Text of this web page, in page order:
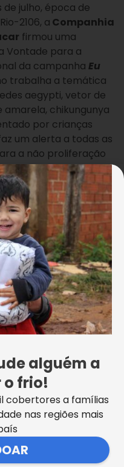
de julho, época de
2106, a Companhia
firmou uma
Vontade para a
da campanha Eu
trabalha a temática
aegypti, vetor de
chikungunya
por crianças
um alerta a todas as
a não proliferação
da Urca e estação
turísticos mais
o público poderá
e colocá-las em
Olimpíadas, a
mais de dez mil
alguém a
frio!
cobertores a famílias
nas regiões mais